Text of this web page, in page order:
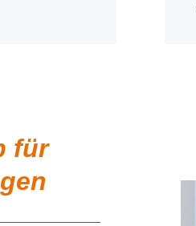
für